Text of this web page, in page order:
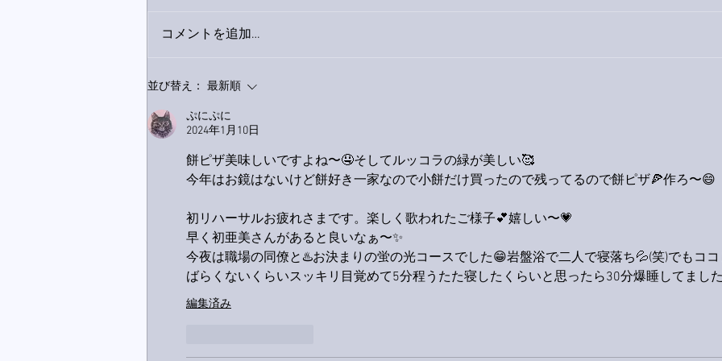
家レコーディング無事終了。
コメントを追加…
並び替え： 最新順
ぷにぷに
2024年1月10日
餅ピザ美味しいですよね〜🤤そしてルッコラの緑が美しい🥰
今年はお鏡はないけど餅好き一家なので小餅だけ買ったので残ってるので餅ピザ🍕作ろ〜😄
初リハーサルお疲れさまです。楽しく歌われたご様子💕嬉しい〜💗
早く初亜美さんがあると良いなぁ〜✨
今夜は職場の同僚と♨️お決まりの蛍の光コースでした😁岩盤浴で二人で寝落ち💦(笑)でもココ
ばらくないくらいスッキリ目覚めて5分程うたた寝したくらいと思ったら30分爆睡してまし
編集済み